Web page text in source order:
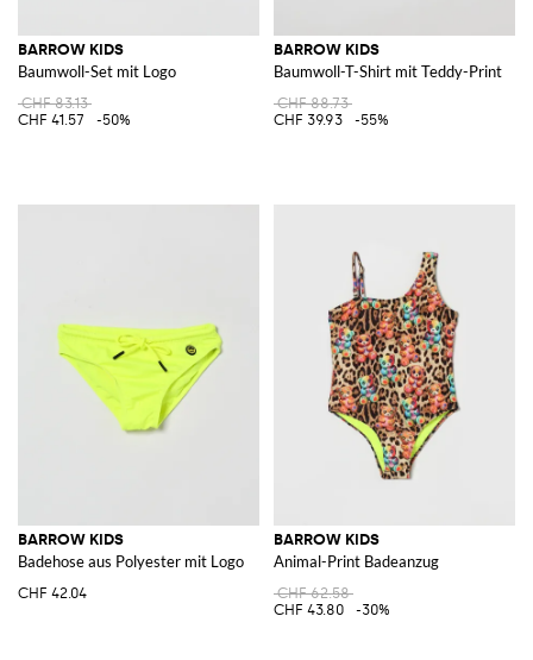
BARROW KIDS
Baumwoll-Set mit Logo
CHF 83.13
CHF 41.57
-50%
BARROW KIDS
Baumwoll-T-Shirt mit Teddy-Print
CHF 88.73
CHF 39.93
-55%
BARROW KIDS
Badehose aus Polyester mit Logo
CHF 42.04
BARROW KIDS
Animal-Print Badeanzug
CHF 62.58
CHF 43.80
-30%